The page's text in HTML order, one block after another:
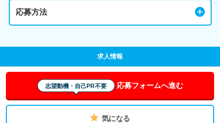
応募方法
求人情報
志望動機・自己PR不要 応募フォームへ進む
気になる